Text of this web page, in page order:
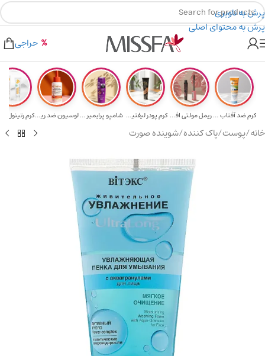
پرش به ناوبری
پرش به محتوای اصلی
۲٪ تخفیف روی سبد خرید برای روش کارت به کارت
هدیه برای خرید های بالای ۵ میلیون تومن
حراجی
کرم ضد آفتاب حا... ریمل مولتی افکت... کرم پودر لیفتین... شامپو پرایمیر پ... لوسیون ضد ریزش ...
خانه/پوست/پاک کننده/شوینده صورت